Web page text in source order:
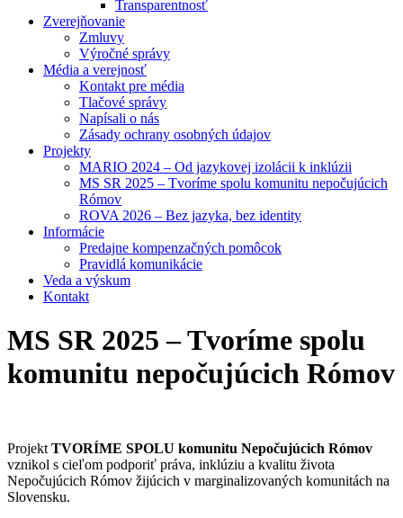
Transparentnosť
Zverejňovanie
Zmluvy
Výročné správy
Média a verejnosť
Kontakt pre média
Tlačové správy
Napísali o nás
Zásady ochrany osobných údajov
Projekty
MARIO 2024 – Od jazykovej izolácii k inklúzii
MS SR 2025 – Tvoríme spolu komunitu nepočujúcich
Rómov
ROVA 2026 – Bez jazyka, bez identity
Informácie
Predajne kompenzačných pomôcok
Pravidlá komunikácie
Veda a výskum
Kontakt
MS SR 2025 – Tvoríme spolu
komunitu nepočujúcich Rómov
Projekt TVORÍME SPOLU komunitu Nepočujúcich Rómov
vznikol s cieľom podporiť práva, inklúziu a kvalitu života
Nepočujúcich Rómov žijúcich v marginalizovaných komunitách na
Slovensku.